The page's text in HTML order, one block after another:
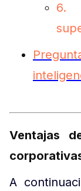
6.
Ventajas
A